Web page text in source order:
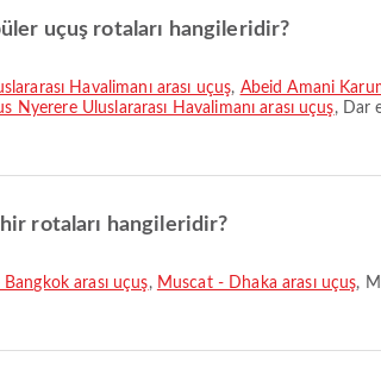
uçuş rotaları hangileridir?
Havalimanı arası uçuş, Abeid Amani
Nyerere Uluslararası Havalimanı arası uçuş, Dar
rotaları hangileridir?
arası uçuş, Muscat - Dhaka arası uçuş,